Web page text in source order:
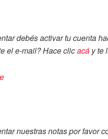
debés activar tu cuenta
el e-mail? Hace clicacá y te
nuestras notas por favor